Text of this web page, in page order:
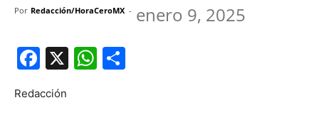
Por Redacción/HoraCeroMX - enero 9, 2025
Facebook
X WhatsApp
Redacción